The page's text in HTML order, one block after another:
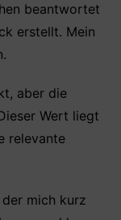
beantwortet
erstellt. Mein
aber die
Wert liegt
relevante
mich kurz